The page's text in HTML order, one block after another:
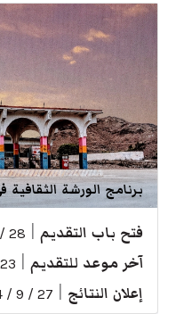
برنامج الورشة الثقافية
فتح باب التقديم 28 / 5 / 2024
آخر موعد للتقديم 23 / 7 / 2024
إعلان النتائج 27 / 9 / 2024